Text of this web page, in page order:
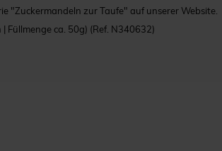
"Zuckermandeln zur Taufe" auf unserer Website.
Füllmenge ca. 50g) (Ref. N340632)